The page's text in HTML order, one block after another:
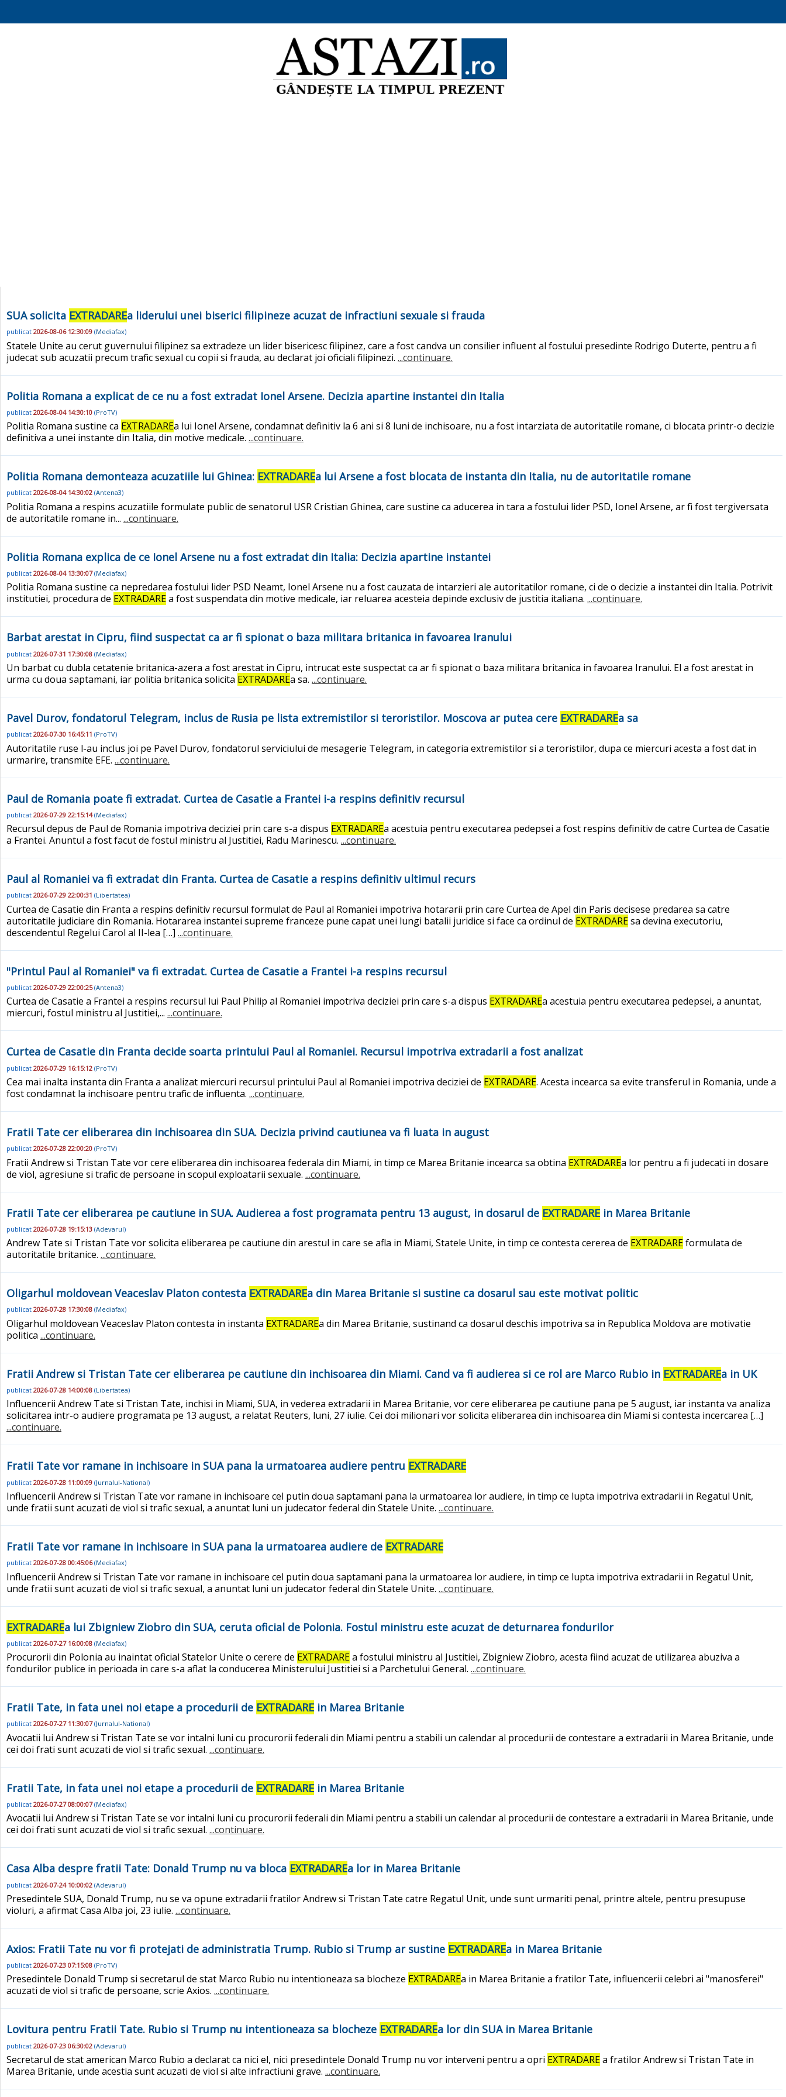
SUA solicita EXTRADAREa liderului unei biserici filipineze acuzat de infractiuni sexuale si frauda
publicat 2026-08-06 12:30:09 (Mediafax)
Statele Unite au cerut guvernului filipinez sa extradeze un lider bisericesc filipinez, care a fost candva un consilier influent al fostului presedinte Rodrigo Duterte, pentru a fi
judecat sub acuzatii precum trafic sexual cu copii si frauda, au declarat joi oficiali filipinezi. ...continuare.
Politia Romana a explicat de ce nu a fost extradat Ionel Arsene. Decizia apartine instantei din Italia
publicat 2026-08-04 14:30:10 (ProTV)
Politia Romana sustine ca EXTRADAREa lui Ionel Arsene, condamnat definitiv la 6 ani si 8 luni de inchisoare, nu a fost intarziata de autoritatile romane, ci blocata printr-o decizie
definitiva a unei instante din Italia, din motive medicale. ...continuare.
Politia Romana demonteaza acuzatiile lui Ghinea: EXTRADAREa lui Arsene a fost blocata de instanta din Italia, nu de autoritatile romane
publicat 2026-08-04 14:30:02 (Antena3)
Politia Romana a respins acuzatiile formulate public de senatorul USR Cristian Ghinea, care sustine ca aducerea in tara a fostului lider PSD, Ionel Arsene, ar fi fost tergiversata
de autoritatile romane in... ...continuare.
Politia Romana explica de ce Ionel Arsene nu a fost extradat din Italia: Decizia apartine instantei
publicat 2026-08-04 13:30:07(Mediafax)
Politia Romana sustine ca nepredarea fostului lider PSD Neamt, Ionel Arsene nu a fost cauzata de intarzieri ale autoritatilor romane, ci de o decizie a instantei din Italia. Potrivit
institutiei, procedura de EXTRADAREa fost suspendata din motive medicale, iar reluarea acesteia depinde exclusiv de justitia italiana. ...continuare.
Barbat arestat in Cipru, fiind suspectat ca ar fi spionat o baza militara britanica in favoarea Iranului
publicat 2026-07-31 17:30:08 (Mediafax)
Un barbat cu dubla cetatenie britanica-azera a fost arestat in Cipru, intrucat este suspectat ca ar fi spionat o baza militara britanica in favoarea Iranului. El a fost arestat in
urma cu doua saptamani, iar politia britanica solicita EXTRADAREa sa. ...continuare.
Pavel Durov, fondatorul Telegram, inclus de Rusia pe lista extremistilor si teroristilor. Moscova ar putea cere EXTRADAREa sa
publicat 2026-07-30 16:45:11 (ProTV)
Autoritatile ruse l-au inclus joi pe Pavel Durov, fondatorul serviciului de mesagerie Telegram, in categoria extremistilor si a teroristilor, dupa ce miercuri acesta a fost dat in
urmarire, transmite EFE. ...continuare.
Paul de Romania poate fi extradat. Curtea de Casatie a Frantei i-a respins definitiv recursul
publicat 2026-07-29 22:15:14(Mediafax)
Recursul depus de Paul de Romania impotriva deciziei prin care s-a dispus EXTRADAREa acestuia pentru executarea pedepsei a fost respins definitiv de catre Curtea de Casatie
a Frantei. Anuntul a fost facut de fostul ministru al Justitiei, Radu Marinescu. ...continuare.
Paul al Romaniei va fi extradat din Franta. Curtea de Casatie a respins definitiv ultimul recurs
publicat 2026-07-29 22:00:31 (Libertatea)
Curtea de Casatie din Franta a respins definitiv recursul formulat de Paul al Romaniei impotriva hotararii prin care Curtea de Apel din Paris decisese predarea sa catre
autoritatile judiciare din Romania. Hotararea instantei supreme franceze pune capat unei lungi batalii juridice si face ca ordinul de EXTRADAREsa devina executoriu,
descendentul Regelui Carol al II-lea […] ...continuare.
"Printul Paul al Romaniei" va fi extradat. Curtea de Casatie a Frantei i-a respins recursul
publicat 2026-07-29 22:00:25(Antena3)
Curtea de Casatie a Frantei a respins recursul lui Paul Philip al Romaniei impotriva deciziei prin care s-a dispus EXTRADAREa acestuia pentru executarea pedepsei, a anuntat,
miercuri, fostul ministru al Justitiei,... ...continuare.
Curtea de Casatie din Franta decide soarta printului Paul al Romaniei. Recursul impotriva extradarii a fost analizat
publicat 2026-07-29 16:15:12 (ProTV)
Cea mai inalta instanta din Franta a analizat miercuri recursul printului Paul al Romaniei impotriva deciziei de EXTRADARE. Acesta incearca sa evite transferul in Romania, unde a
fost condamnat la inchisoare pentru trafic de influenta. ...continuare.
Fratii Tate cer eliberarea din inchisoarea din SUA. Decizia privind cautiunea va fi luata in august
publicat 2026-07-28 22:00:20 (ProTV)
Fratii Andrew si Tristan Tate vor cere eliberarea din inchisoarea federala din Miami, in timp ce Marea Britanie incearca sa obtina EXTRADAREa lor pentru a fi judecati in dosare
de viol, agresiune si trafic de persoane in scopul exploatarii sexuale. ...continuare.
Fratii Tate cer eliberarea pe cautiune in SUA. Audierea a fost programata pentru 13 august, in dosarul de EXTRADARE in Marea Britanie
publicat 2026-07-28 19:15:13 (Adevarul)
Andrew Tate si Tristan Tate vor solicita eliberarea pe cautiune din arestul in care se afla in Miami, Statele Unite, in timp ce contesta cererea de EXTRADAREformulata de
autoritatile britanice. ...continuare.
Oligarhul moldovean Veaceslav Platon contesta EXTRADAREa din Marea Britanie si sustine ca dosarul sau este motivat politic
publicat 2026-07-28 17:30:08 (Mediafax)
Oligarhul moldovean Veaceslav Platon contesta in instanta EXTRADAREa din Marea Britanie, sustinand ca dosarul deschis impotriva sa in Republica Moldova are motivatie
politica ...continuare.
Fratii Andrew si Tristan Tate cer eliberarea pe cautiune din inchisoarea din Miami. Cand va fi audierea si ce rol are Marco Rubio in EXTRADAREa in UK
publicat 2026-07-28 14:00:08 (Libertatea)
Influencerii Andrew Tate si Tristan Tate, inchisi in Miami, SUA, in vederea extradarii in Marea Britanie, vor cere eliberarea pe cautiune pana pe 5 august, iar instanta va analiza
solicitarea intr-o audiere programata pe 13 august, a relatat Reuters, luni, 27 iulie. Cei doi milionari vor solicita eliberarea din inchisoarea din Miami si contesta incercarea […]
...continuare.
Fratii Tate vor ramane in inchisoare in SUA pana la urmatoarea audiere pentru EXTRADARE
publicat 2026-07-28 11:00:09 (Jurnalul-National)
Influencerii Andrew si Tristan Tate vor ramane in inchisoare cel putin doua saptamani pana la urmatoarea lor audiere, in timp ce lupta impotriva extradarii in Regatul Unit,
unde fratii sunt acuzati de viol si trafic sexual, a anuntat luni un judecator federal din Statele Unite. ...continuare.
Fratii Tate vor ramane in inchisoare in SUA pana la urmatoarea audiere de EXTRADARE
publicat 2026-07-28 00:45:06(Mediafax)
Influencerii Andrew si Tristan Tate vor ramane in inchisoare cel putin doua saptamani pana la urmatoarea lor audiere, in timp ce lupta impotriva extradarii in Regatul Unit,
unde fratii sunt acuzati de viol si trafic sexual, a anuntat luni un judecator federal din Statele Unite. ...continuare.
EXTRADAREa lui Zbigniew Ziobro din SUA, ceruta oficial de Polonia. Fostul ministru este acuzat de deturnarea fondurilor
publicat 2026-07-27 16:00:08 (Mediafax)
Procurorii din Polonia au inaintat oficial Statelor Unite o cerere de EXTRADAREa fostului ministru al Justitiei, Zbigniew Ziobro, acesta fiind acuzat de utilizarea abuziva a
fondurilor publice in perioada in care s-a aflat la conducerea Ministerului Justitiei si a Parchetului General. ...continuare.
Fratii Tate, in fata unei noi etape a procedurii de EXTRADARE in Marea Britanie
publicat 2026-07-27 11:30:07(Jurnalul-National)
Avocatii lui Andrew si Tristan Tate se vor intalni luni cu procurorii federali din Miami pentru a stabili un calendar al procedurii de contestare a extradarii in Marea Britanie, unde
cei doi frati sunt acuzati de viol si trafic sexual. ...continuare.
Fratii Tate, in fata unei noi etape a procedurii de EXTRADARE in Marea Britanie
publicat 2026-07-27 08:00:07(Mediafax)
Avocatii lui Andrew si Tristan Tate se vor intalni luni cu procurorii federali din Miami pentru a stabili un calendar al procedurii de contestare a extradarii in Marea Britanie, unde
cei doi frati sunt acuzati de viol si trafic sexual. ...continuare.
Casa Alba despre fratii Tate: Donald Trump nu va bloca EXTRADAREa lor in Marea Britanie
publicat 2026-07-24 10:00:02 (Adevarul)
Presedintele SUA, Donald Trump, nu se va opune extradarii fratilor Andrew si Tristan Tate catre Regatul Unit, unde sunt urmariti penal, printre altele, pentru presupuse
violuri, a afirmat Casa Alba joi, 23 iulie. ...continuare.
Axios: Fratii Tate nu vor fi protejati de administratia Trump. Rubio si Trump ar sustine EXTRADAREa in Marea Britanie
publicat 2026-07-23 07:15:08 (ProTV)
Presedintele Donald Trump si secretarul de stat Marco Rubio nu intentioneaza sa blocheze EXTRADAREa in Marea Britanie a fratilor Tate, influencerii celebri ai "manosferei"
acuzati de viol si trafic de persoane, scrie Axios. ...continuare.
Lovitura pentru Fratii Tate. Rubio si Trump nu intentioneaza sa blocheze EXTRADAREa lor din SUA in Marea Britanie
publicat 2026-07-23 06:30:02 (Adevarul)
Secretarul de stat american Marco Rubio a declarat ca nici el, nici presedintele Donald Trump nu vor interveni pentru a opri EXTRADAREa fratilor Andrew si Tristan Tate in
Marea Britanie, unde acestia sunt acuzati de viol si alte infractiuni grave. ...continuare.